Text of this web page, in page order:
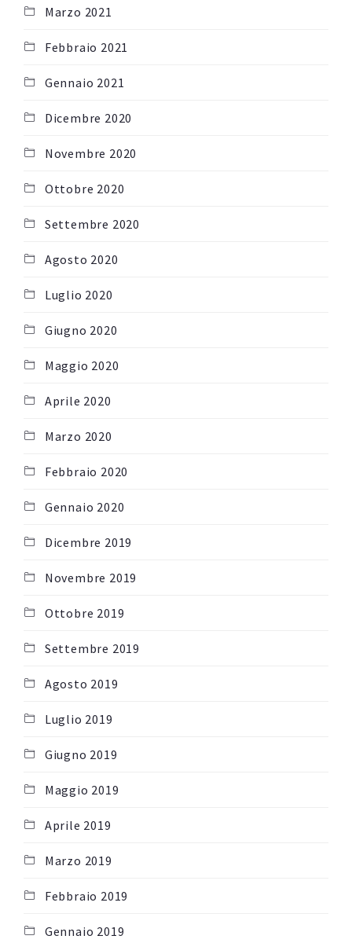
Marzo 2021
Febbraio 2021
Gennaio 2021
Dicembre 2020
Novembre 2020
Ottobre 2020
Settembre 2020
Agosto 2020
Luglio 2020
Giugno 2020
Maggio 2020
Aprile 2020
Marzo 2020
Febbraio 2020
Gennaio 2020
Dicembre 2019
Novembre 2019
Ottobre 2019
Settembre 2019
Agosto 2019
Luglio 2019
Giugno 2019
Maggio 2019
Aprile 2019
Marzo 2019
Febbraio 2019
Gennaio 2019